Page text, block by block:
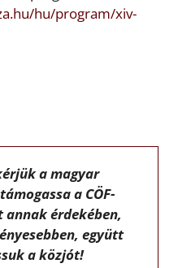
hu/program/xiv-
a magyar
a CÖF-
annak érdekében,
együtt
a közjót!